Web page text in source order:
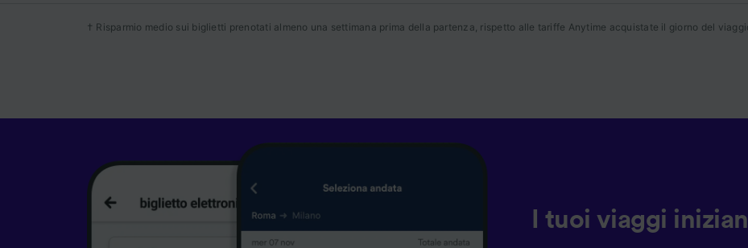
† Risparmio medio sui biglietti prenotati almeno una settimana prima della partenza, rispetto alle tariffe Anytime acquistate il giorno del
I tuoi viaggi
Noi e i nostri partner trattiamo i dati per fornire: